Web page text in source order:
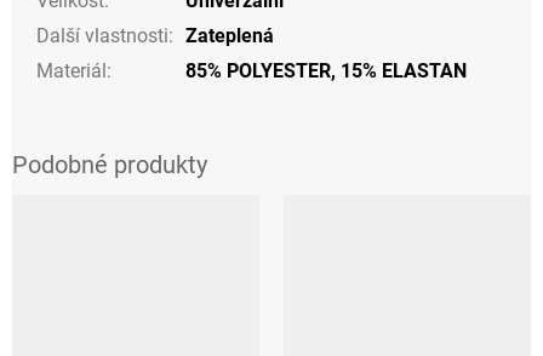
Další vlastnosti: Zateplená
Materiál: 85% POLYESTER, 15% ELASTAN